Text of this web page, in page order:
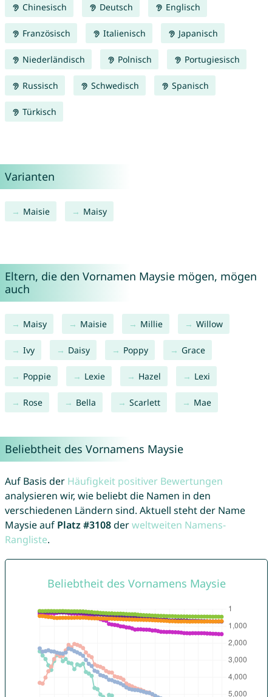
Chinesisch Deutsch Englisch
Französisch Italienisch Japanisch
Niederländisch Polnisch Portugiesisch
Russisch Schwedisch Spanisch
Türkisch
Varianten
Maisie Maisy
Eltern, die den Vornamen Maysie mögen, mögen
auch
Maisy Maisie Millie Willow
Ivy Daisy Poppy Grace
Poppie Lexie Hazel Lexi
Rose Bella Scarlett Mae
Beliebtheit des Vornamens Maysie
Auf Basis der Häufigkeit positiver Bewertungen
analysieren wir, wie beliebt die Namen in den
verschiedenen Ländern sind. Aktuell steht der Name
Maysie auf Platz #3108derweltweiten Namens-
Rangliste.